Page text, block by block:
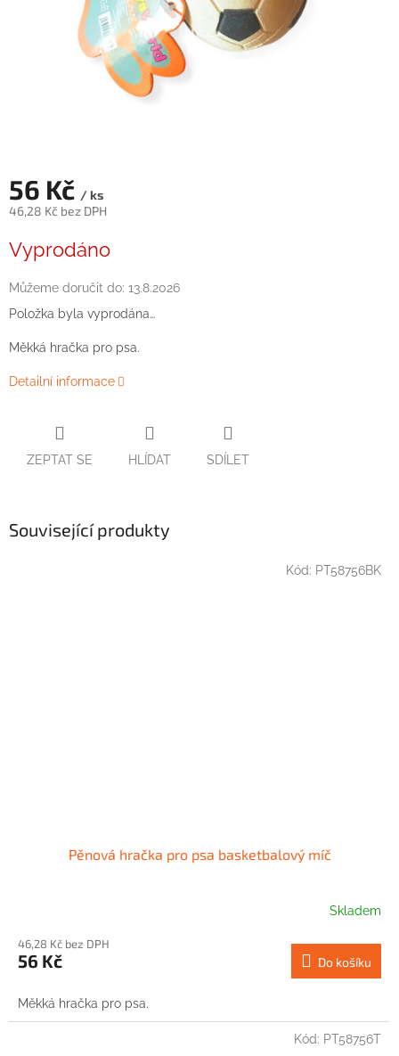
56 Kč / ks
46,28 Kč bez DPH
cena:
Vyprodáno
Můžeme doručit do: 13.8.2026
Položka byla vyprodána…
Měkká hračka pro psa.
Detailní informace
ZEPTAT SE HLÍDAT SDÍLET
Související produkty
Pěnová hračka pro psa basketbalový míč
Skladem
46,28 Kč bez DPH
56 Kč Do košíku
Měkká hračka pro psa.
Kód: PT58756BK
Kód: PT58756T